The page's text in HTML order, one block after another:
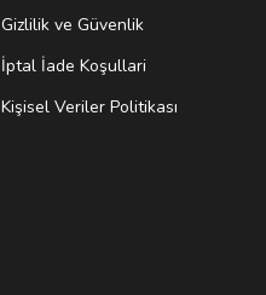
Gizlilik ve Güvenlik
İptal İade Koşullari
Kişisel Veriler Politikası